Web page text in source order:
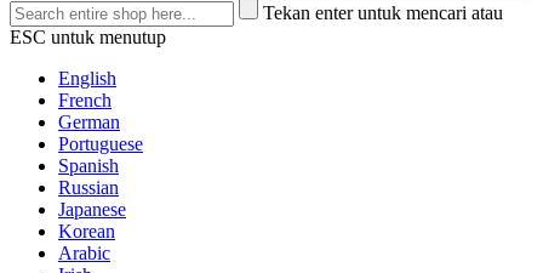
Tekan enter untuk mencari atau
ESC untuk menutup
English
French
German
Portuguese
Spanish
Russian
Japanese
Korean
Arabic